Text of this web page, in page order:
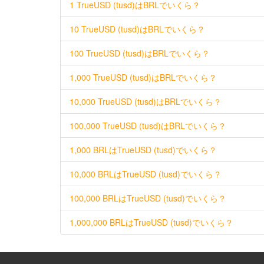
1 TrueUSD (tusd)はBRLでいくら？
10 TrueUSD (tusd)はBRLでいくら？
100 TrueUSD (tusd)はBRLでいくら？
1,000 TrueUSD (tusd)はBRLでいくら？
10,000 TrueUSD (tusd)はBRLでいくら？
100,000 TrueUSD (tusd)はBRLでいくら？
1,000 BRLはTrueUSD (tusd)でいくら？
10,000 BRLはTrueUSD (tusd)でいくら？
100,000 BRLはTrueUSD (tusd)でいくら？
1,000,000 BRLはTrueUSD (tusd)でいくら？